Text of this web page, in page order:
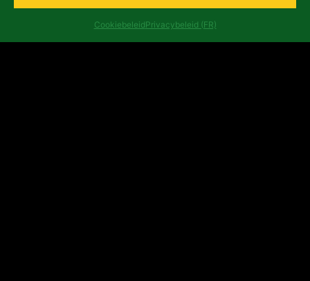
CookiebeleidPrivacybeleid (FR)
asbl Africalia vzw